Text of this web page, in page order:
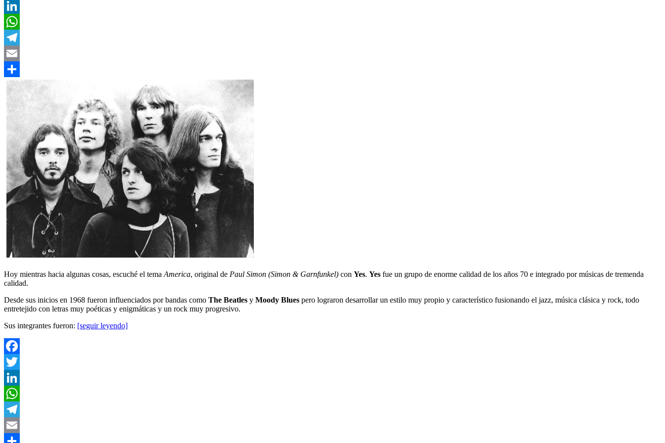
Twitter
LinkedIn
WhatsApp
Telegram
Email
Compartir
Hoy mientras hacia algunas cosas, escuché el tema America, original de Paul Simon (Simon & Garnfunkel) con Yes. Yes fue un grupo de enorme calidad de los años 70 e integrado por músicas de tremenda
calidad.
Desde sus inicios en 1968 fueron influenciados por bandas como The Beatles y Moody Blues pero lograron desarrollar un estilo muy propio y característico fusionando el jazz, música clásica y rock, todo
entretejido con letras muy poéticas y enigmáticas y un rock muy progresivo.
Sus integrantes fueron: [seguir leyendo]
Facebook
Twitter
LinkedIn
WhatsApp
Telegram
Email